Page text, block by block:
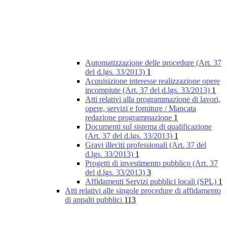
Automatizzazione delle procedure (Art. 37
del d.lgs. 33/2013) 1
Acquisizione interesse realizzazione opere
incompiute (Art. 37 del d.lgs. 33/2013) 1
Atti relativi alla programmazione di lavori,
opere, servizi e forniture / Mancata
redazione programmazione 1
Documenti sul sistema di qualificazione
(Art. 37 del d.lgs. 33/2013) 1
Gravi illeciti professionali (Art. 37 del
d.lgs. 33/2013) 1
Progetti di investimento pubblico (Art. 37
del d.lgs. 33/2013) 3
Affidamenti Servizi pubblici locali (SPL) 1
Atti relativi alle singole procedure di affidamento
di appalti pubblici 113